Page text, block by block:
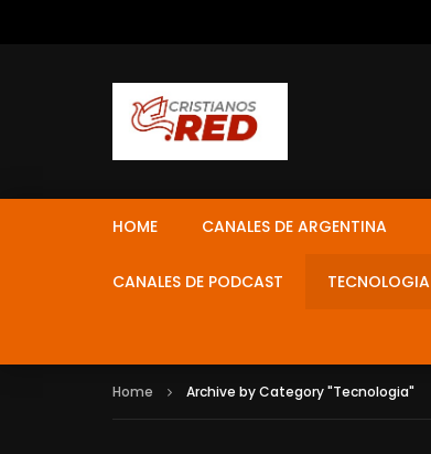
HOME CANALES DE ARGENTINA
CANALES DE PODCAST TECNOLOGIA
Home Archive by Category "Tecnologia"